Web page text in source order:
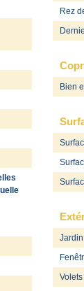
Rez
Bien
Jardin
Volets